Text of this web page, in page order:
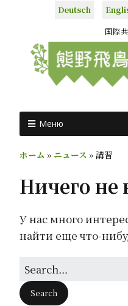
Deutsch
国際
Меню
ホーム » ニュース » 講習
Ничего не
У нас много
найти еще что-